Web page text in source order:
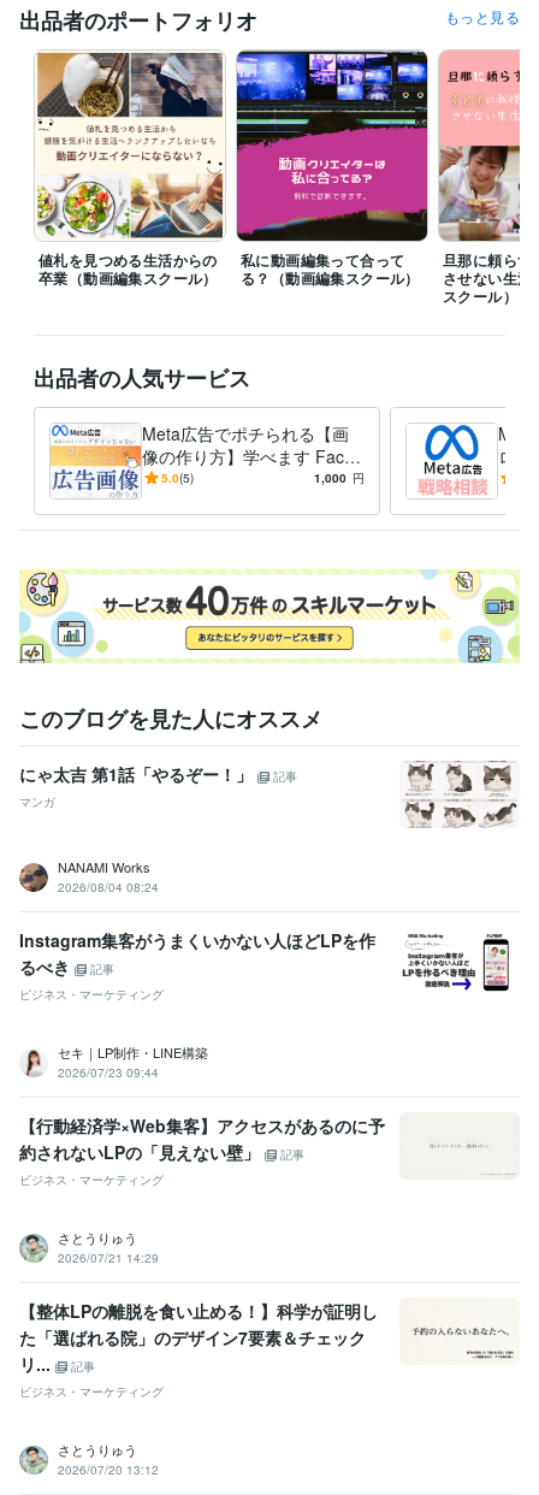
特にお急ぎの方などは慌ててご購入なさらず…
スケジュールが合わない時のキャンセル作業などがお互いに面倒ですの
で…。
いったん落ち着いてメッセージなどでスケジュールをご相談の上ご購入
いただけますと助かります。
☆直近でスケジュール☆
現在、広告バナー制作サービス、Facebook広告のご相談サービスともに
かなりご好評をいただいております。
また、一つ一つの作成やご対応にかなりこだわり抜いて対応させていた
だいておりますので、時間がかかることをご了承くださいませ。
経験職種
マーケティング / Web広告運用
マーケティング / リサーチ・データ分析
職歴
株式会社マーケティングダイレクト 2021年7月 ~ 2022年12月
ビジネス・クリエイティブツール
Google Analytics:1年Google Tag Manager:2年CapCut:1年
得意分野
集客・マーケティング相談 全体的なマーケティング戦略の見直し
ビジネス
集客・マーケティング相談 Facebook広告(Meta広告)
広告マーケティング
広告運用
出品者のポートフォリオ もっと見る
値札を見つめる生活からの
卒業（動画編集スクール）
私に動画編集って合って
る？（動画編集スクール）
旦那に頼らず
させない生活
スクール）
出品者の人気サービス
Meta広告でポチられる【画
像の作り方】学べます Faceb
ook広告の成果を決めるのは
5.0(5) 1,000 円
ロが
【壁
ドバ
このブログを見た人にオススメ
にゃ太吉 第1話「やるぞー！」
記事
マンガ
NANAMI Works
2026/08/04 08:24
Instagram集客がうまくいかない人ほどLPを作
るべき
記事
ビジネス・マーケティング
セキ｜LP制作・LINE構築
2026/07/23 09:44
【行動経済学×Web集客】アクセスがあるのに予
約されないLPの「見えない壁」
記事
ビジネス・マーケティング
さとうりゅう
2026/07/21 14:29
【整体LPの離脱を食い止める！】科学が証明し
た「選ばれる院」のデザイン7要素＆チェック
リ...
記事
ビジネス・マーケティング
さとうりゅう
2026/07/20 13:12